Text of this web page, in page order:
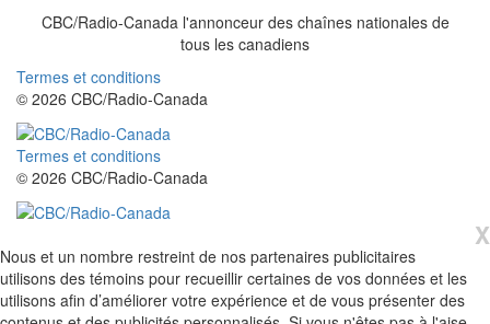
CBC/Radio-Canada l'annonceur des chaînes nationales de
tous les canadiens
Termes et conditions
© 2026 CBC/Radio-Canada
Termes et conditions
© 2026 CBC/Radio-Canada
X
Nous et un nombre restreint de nos partenaires publicitaires
utilisons des témoins pour recueillir certaines de vos données et les
utilisons afin d’améliorer votre expérience et de vous présenter des